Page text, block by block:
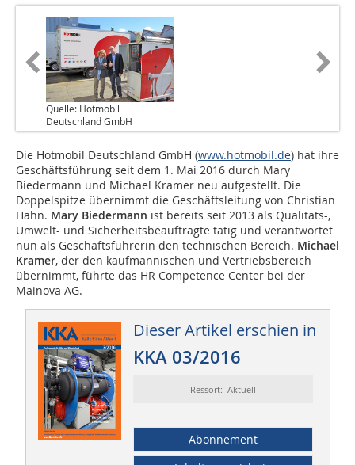
Quelle: Hotmobil
Deutschland GmbH
Die Hotmobil Deutschland GmbH (www.hotmobil.de) hat ihre
Geschäftsführung seit dem 1. Mai 2016 durch Mary
Biedermann und Michael Kramer neu aufgestellt. Die
Doppelspitze übernimmt die Geschäftsleitung von Christian
Hahn. Mary Biedermann ist bereits seit 2013 als Qualitäts-,
Umwelt- und Sicherheitsbeauftragte tätig und verantwortet
nun als Geschäftsführerin den technischen Bereich. Michael
Kramer, der den kaufmännischen und Vertriebsbereich
übernimmt, führte das HR Competence Center bei der
Mainova AG.
Dieser Artikel erschien in
KKA 03/2016
Ressort: Aktuell
Abonnement